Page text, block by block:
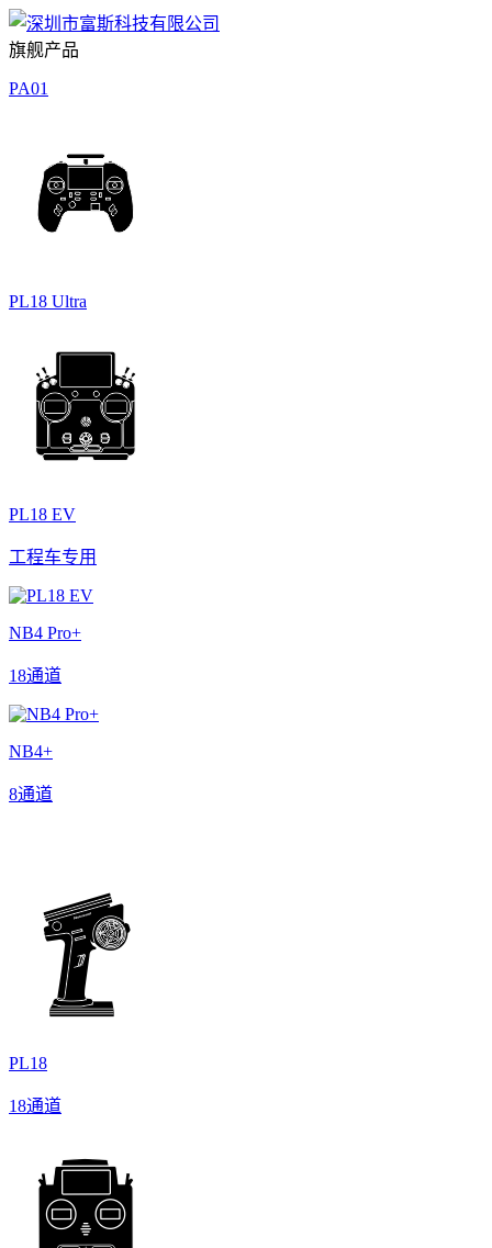
旗舰产品
PA01
PL18 Ultra
PL18 EV
工程车专用
NB4 Pro+
18通道
NB4+
8通道
PL18
18通道